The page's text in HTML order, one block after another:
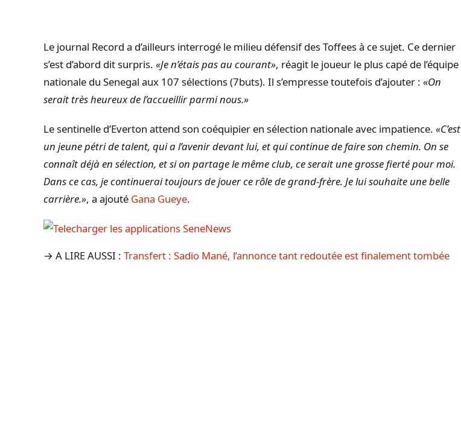
Le journal Record a d’ailleurs interrogé le milieu défensif des Toffees à ce sujet. Ce dernier
s’est d’abord dit surpris. «Je n’étais pas au courant», réagit le joueur le plus capé de l’équipe
nationale du Senegal aux 107 sélections (7buts). Il s’empresse toutefois d’ajouter : «On
serait très heureux de l’accueillir parmi nous.»
Le sentinelle d’Everton attend son coéquipier en sélection nationale avec impatience. «C’est
un jeune pétri de talent, qui a l’avenir devant lui, et qui continue de faire son chemin. On se
connaît déjà en sélection, et si on partage le même club, ce serait une grosse fierté pour moi.
Dans ce cas, je continuerai toujours de jouer ce rôle de grand-frère. Je lui souhaite une belle
carrière.», a ajouté Gana Gueye.
→ A LIRE AUSSI : Transfert : Sadio Mané, l’annonce tant redoutée est finalement tombée